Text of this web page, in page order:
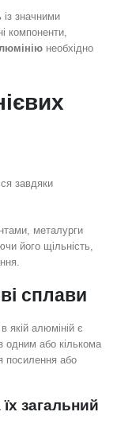
значними
компоненти,
необхідно
завдяки
металурги
його щільність,
сплави
алюміній є
або кількома
посилення або
загальний